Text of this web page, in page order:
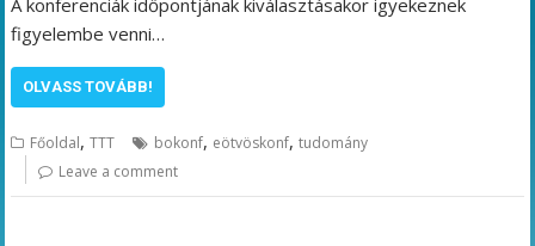
figyelembe venni…
OLVASS TOVÁBB!
Főoldal,TTT bokonf, eötvöskonf,tudomány
Leave a comment